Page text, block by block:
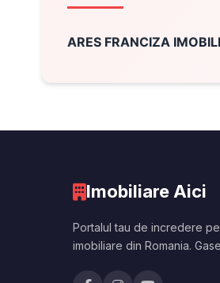
ARES FRANCIZA
Imobiliare Aici
Portalul tau de incredere
imobiliare din Romania.